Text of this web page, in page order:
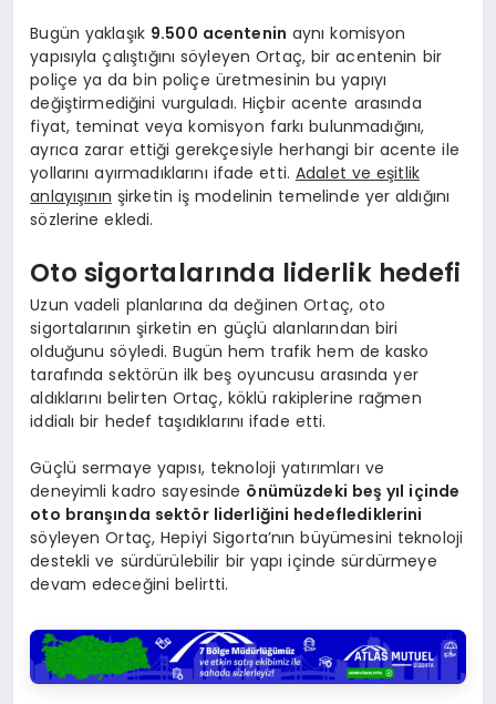
Bugün yaklaşık 9.500 acentenin aynı komisyon
yapısıyla çalıştığını söyleyen Ortaç, bir acentenin bir
poliçe ya da bin poliçe üretmesinin bu yapıyı
değiştirmediğini vurguladı. Hiçbir acente arasında
fiyat, teminat veya komisyon farkı bulunmadığını,
ayrıca zarar ettiği gerekçesiyle herhangi bir acente ile
yollarını ayırmadıklarını ifade etti. Adalet ve eşitlik
anlayışının şirketin iş modelinin temelinde yer aldığını
sözlerine ekledi.
Oto sigortalarında liderlik hedefi
Uzun vadeli planlarına da değinen Ortaç, oto
sigortalarının şirketin en güçlü alanlarından biri
olduğunu söyledi. Bugün hem trafik hem de kasko
tarafında sektörün ilk beş oyuncusu arasında yer
aldıklarını belirten Ortaç, köklü rakiplerine rağmen
iddialı bir hedef taşıdıklarını ifade etti.
Güçlü sermaye yapısı, teknoloji yatırımları ve
deneyimli kadro sayesinde önümüzdeki beş yıl içinde
oto branşında sektör liderliğini hedeflediklerini
söyleyen Ortaç, Hepiyi Sigorta’nın büyümesini teknoloji
destekli ve sürdürülebilir bir yapı içinde sürdürmeye
devam edeceğini belirtti.